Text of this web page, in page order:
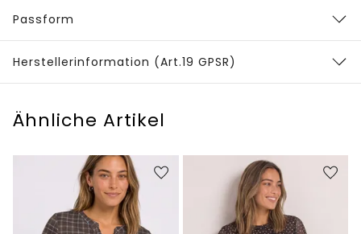
Passform
Herstellerinformation (Art.19 GPSR)
Ähnliche Artikel